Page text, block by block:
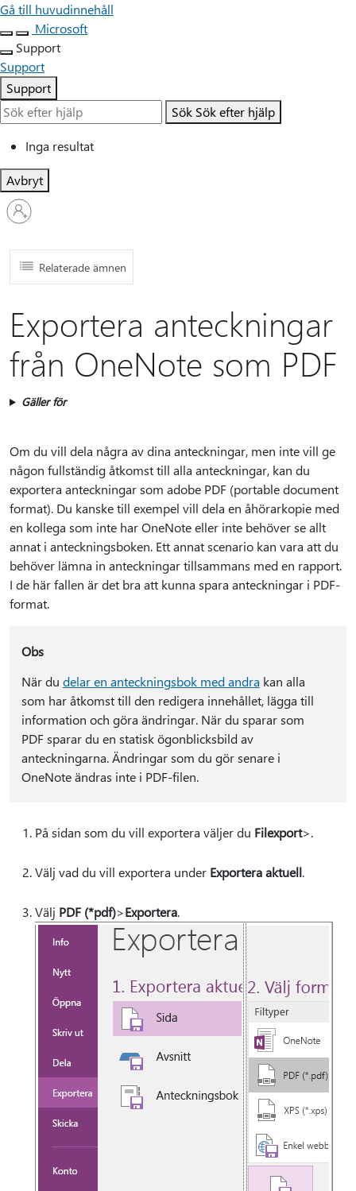
Gå till huvudinnehåll
Microsoft
Support
Support
Support
Sök Sök efter hjälp
Inga resultat
Avbryt
Logga
in
ditt
konto Relaterade ämnen
Exportera anteckningar
från OneNote som PDF
Gäller för
Om du vill dela några av dina anteckningar, men inte vill ge
någon fullständig åtkomst till alla anteckningar, kan du
exportera anteckningar som adobe PDF (portable document
format). Du kanske till exempel vill dela en åhörarkopie med
en kollega som inte har OneNote eller inte behöver se allt
annat i anteckningsboken. Ett annat scenario kan vara att du
behöver lämna in anteckningar tillsammans med en rapport.
I de här fallen är det bra att kunna spara anteckningar i PDF-
format.
Obs
När du delar en anteckningsbok med andra kan alla
som har åtkomst till den redigera innehållet, lägga till
information och göra ändringar. När du sparar som
PDF sparar du en statisk ögonblicksbild av
anteckningarna. Ändringar som du gör senare i
OneNote ändras inte i PDF-filen.
På sidan som du vill exportera väljer du Filexport>.
Välj vad du vill exportera under Exportera aktuell.
Välj PDF (*pdf)>Exportera.